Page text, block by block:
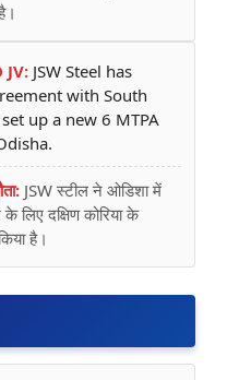
JV: JSW Steel has
with South
up a new 6 MTPA
JSW स्टील ने ओडिशा में
लिए दक्षिण कोरिया के
है।